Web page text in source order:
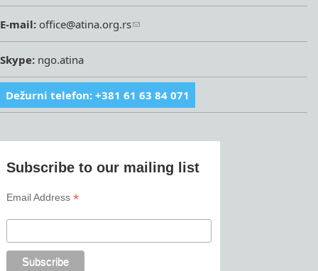
E-mail: office@atina.org.rs
Skype: ngo.atina
Dežurni telefon: +381 61 63 84 071
Subscribe to our mailing list
Email Address*